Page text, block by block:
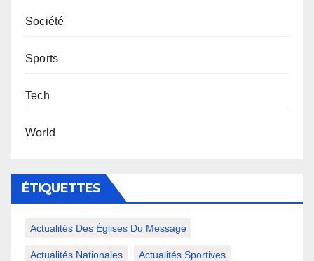
Société
Sports
Tech
World
ÉTIQUETTES
Actualités Des Églises Du Message
Actualités Nationales Actualités Sportives